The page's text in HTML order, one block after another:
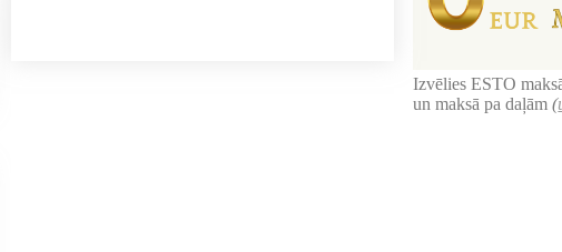
Izvēlies ESTO
un maksā pa daļām(